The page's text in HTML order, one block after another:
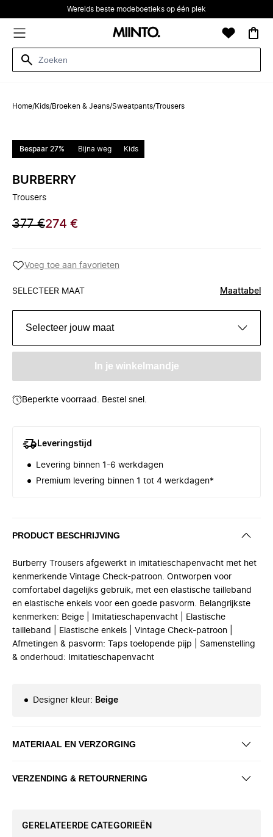
Werelds beste modeboetieks op één plek
Home/Kids/Broeken & Jeans/Sweatpants/Trousers
Bespaar 27% Bijna weg Kids
BURBERRY
Trousers
377 €274 €
Voeg toe aan favorieten
SELECTEER MAAT Maattabel
Selecteer jouw maat
In je winkelmandje
Beperkte voorraad. Bestel snel.
Leveringstijd
Levering binnen 1-6 werkdagen
Premium levering binnen 1 tot 4 werkdagen*
PRODUCT BESCHRIJVING
Burberry Trousers afgewerkt in imitatieschapenvacht met het
kenmerkende Vintage Check-patroon. Ontworpen voor
comfortabel dagelijks gebruik, met een elastische tailleband
en elastische enkels voor een goede pasvorm. Belangrijkste
kenmerken: Beige | Imitatieschapenvacht | Elastische
tailleband | Elastische enkels | Vintage Check-patroon |
Afmetingen & pasvorm: Taps toelopende pijp | Samenstelling
& onderhoud: Imitatieschapenvacht
Designer kleur: Beige
MATERIAAL EN VERZORGING
VERZENDING & RETOURNERING
GERELATEERDE CATEGORIEËN